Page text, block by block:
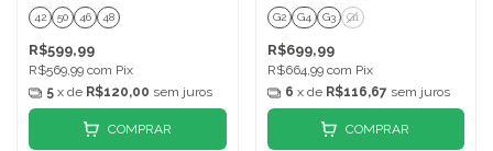
42 50 46 48
R$599,99
R$569,99 com Pix
5 x de R$120,00 sem juros
COMPRAR
G2 G4 G3 G1
R$699,99
R$664,99 com Pix
6 x de R$116,67 sem juros
COMPRAR